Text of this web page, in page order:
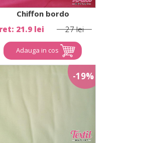
Chiffon bordo
21.9 lei
27 lei
Adauga in cos
-19%